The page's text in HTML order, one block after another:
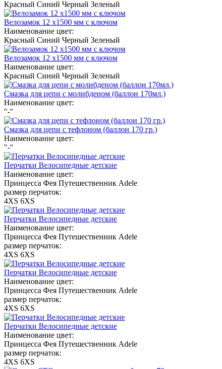
Красный Синий Черный Зеленый
Велозамок 12 х1500 мм с ключом
Наименование цвет:
Красный Синий Черный Зеленый
Велозамок 12 х1500 мм с ключом
Наименование цвет:
Красный Синий Черный Зеленый
Смазка для цепи с молибденом (баллон 170мл.)
Наименование цвет:
"-"
Смазка для цепи с тефлоном (баллон 170 гр.)
Наименование цвет:
"-"
Перчатки Велосипедные детские
Наименование цвет:
Принцесса Фея Путешественник Adele
размер перчаток:
4XS 6XS
Перчатки Велосипедные детские
Наименование цвет:
Принцесса Фея Путешественник Adele
размер перчаток:
4XS 6XS
Перчатки Велосипедные детские
Наименование цвет:
Принцесса Фея Путешественник Adele
размер перчаток:
4XS 6XS
Перчатки Велосипедные детские
Наименование цвет:
Принцесса Фея Путешественник Adele
размер перчаток:
4XS 6XS